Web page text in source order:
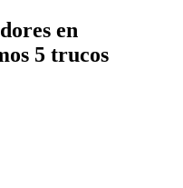
en
5 trucos